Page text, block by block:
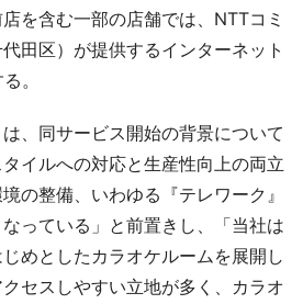
を含む一部の店舗では、NTTコミ
田区）が提供するインターネット
。
、同サービス開始の背景について
タイルへの対応と生産性向上の両立
の整備、いわゆる『テレワーク』
っている」と前置きし、「当社は
じめとしたカラオケルームを展開し
セスしやすい立地が多く、カラオ